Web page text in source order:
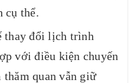
cụ thể.
thay đổi lịch trình
với điều kiện chuyến
thăm quan vẫn giữ